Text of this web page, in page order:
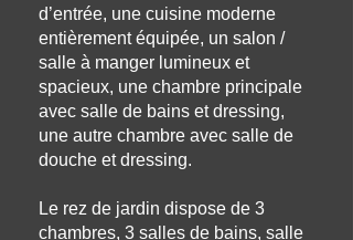
d’entrée, une cuisine moderne
entièrement équipée, un salon /
salle à manger lumineux et
spacieux, une chambre principale
avec salle de bains et dressing,
une autre chambre avec salle de
douche et dressing.
Le rez de jardin dispose de 3
chambres, 3 salles de bains, salle